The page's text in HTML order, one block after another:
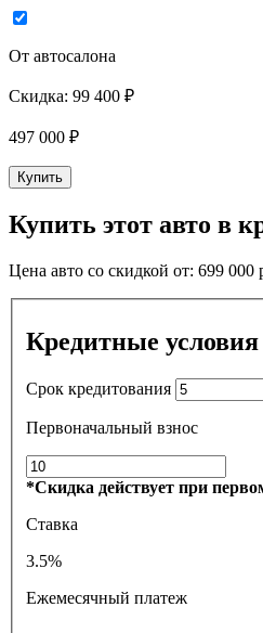
От автосалона
Скидка: 99 400 ₽
497 000 ₽
Купить
Купить этот авто в
Цена авто со скидкой от: 699 000
Кредитные условия
Срок кредитования
Первоначальный взнос
*Скидка действует при
Ставка
3.5%
Ежемесячный платеж